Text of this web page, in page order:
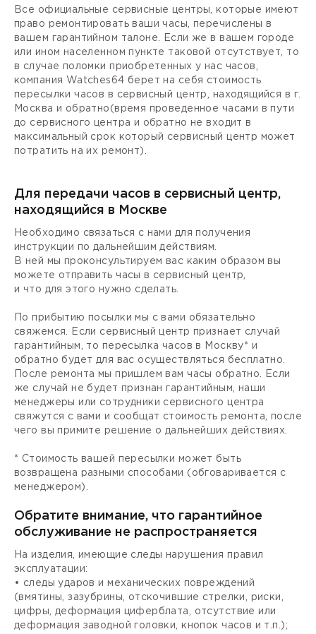
Все официальные сервисные центры, которые имеют
право ремонтировать ваши часы, перечислены в
вашем гарантийном талоне. Если же в вашем городе
или ином населенном пункте таковой отсутствует, то
в случае поломки приобретенных у нас часов,
компания Watches64 берет на себя стоимость
пересылки часов в сервисный центр, находящийся в г.
Москва и обратно(время проведенное часами в пути
до сервисного центра и обратно не входит в
максимальный срок который сервисный центр может
потратить на их ремонт).
Для передачи часов в сервисный центр,
находящийся в Москве
Необходимо связаться с нами для получения
инструкции по дальнейшим действиям.
В ней мы проконсультируем вас каким образом вы
можете отправить часы в сервисный центр,
и что для этого нужно сделать.
По прибытию посылки мы с вами обязательно
свяжемся. Если сервисный центр признает случай
гарантийным, то пересылка часов в Москву* и
обратно будет для вас осуществляться бесплатно.
После ремонта мы пришлем вам часы обратно. Если
же случай не будет признан гарантийным, наши
менеджеры или сотрудники сервисного центра
свяжутся с вами и сообщат стоимость ремонта, после
чего вы примите решение о дальнейших действиях.
* Стоимость вашей пересылки может быть
возвращена разными способами (обговаривается с
менеджером).
Обратите внимание, что гарантийное
обслуживание не распространяется
На изделия, имеющие следы нарушения правил
эксплуатации:
• следы ударов и механических повреждений
(вмятины, зазубрины, отскочившие стрелки, риски,
цифры, деформация циферблата, отсутствие или
деформация заводной головки, кнопок часов и т.п.);